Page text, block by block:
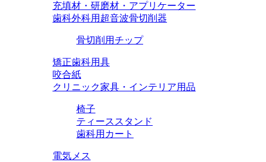
充填材・研磨材・アプリケーター
歯科外科用超音波骨切削器
骨切削用チップ
矯正歯科用具
咬合紙
クリニック家具・インテリア用品
椅子
ティーススタンド
歯科用カート
電気メス